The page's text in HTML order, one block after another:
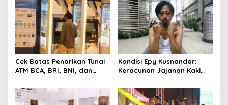
Cek Batas Penarikan Tunai
ATM BCA, BRI, BNI, dan
Kondisi Epy Kusnandar:
Keracunan Jajanan Kaki
dan Diare Parah